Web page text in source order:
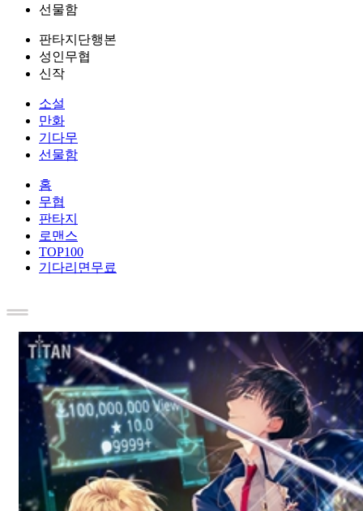
선물함
판타지단행본
성인무협
신작
소설
만화
기다무
선물함
홈
무협
판타지
로맨스
TOP100
기다리면무료